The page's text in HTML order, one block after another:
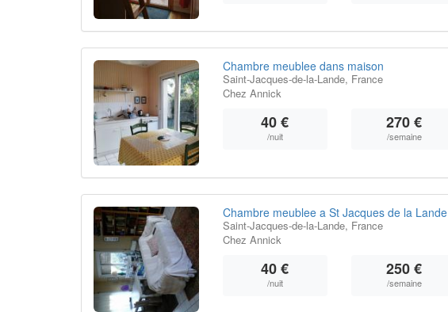
Chambre meublee dans maison
Saint-Jacques-de-la-Lande, France
Chez Annick
40 €
/nuit
270 €
/semaine
Chambre meublee a St Jacques de la Lande
Saint-Jacques-de-la-Lande, France
Chez Annick
40 €
/nuit
250 €
/semaine